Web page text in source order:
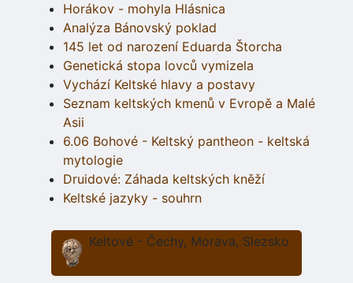
Horákov - mohyla Hlásnica
Analýza Bánovský poklad
145 let od narození Eduarda Štorcha
Genetická stopa lovců vymizela
Vychází Keltské hlavy a postavy
Seznam keltských kmenů v Evropě a Malé
Asii
6.06 Bohové - Keltský pantheon - keltská
mytologie
Druidové: Záhada keltských kněží
Keltské jazyky - souhrn
Keltové - Čechy, Morava, Slezsko